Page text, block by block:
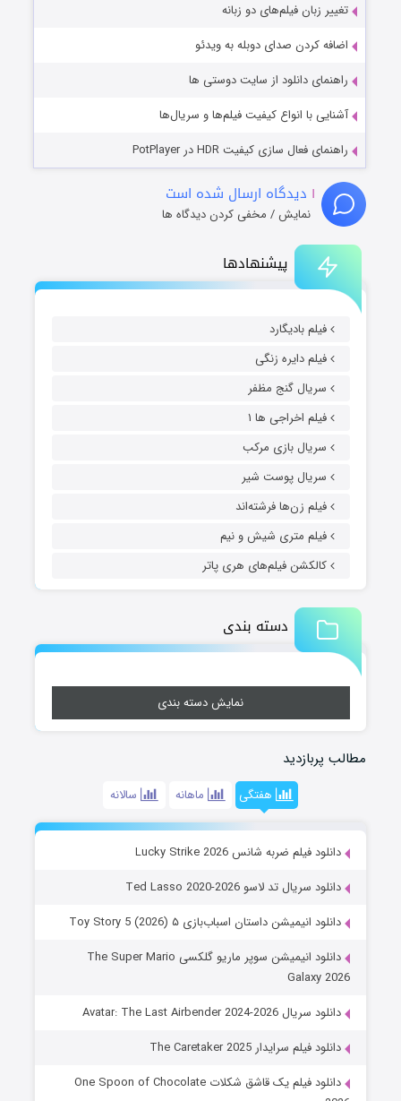
پیشنهادها
فیلم بادیگارد
فیلم دایره زنگی
سریال گنج مظفر
فیلم اخراجی ها ۱
سریال بازی مرکب
سریال پوست شیر
فیلم زن‌ها فرشته‌اند
فیلم متری شیش و نیم
کالکشن فیلم‌های هری پاتر
دسته بندی
نمایش دسته بندی
مطالب پربازدید
هفتگی ماهانه سالانه
دانلود فیلم ضربه شانس Lucky Strike 2026
دانلود سریال تد لاسو Ted Lasso 2020-2026
دانلود انیمیشن داستان اسباب‌بازی ۵ Toy Story 5 (2026)
دانلود انیمیشن سوپر ماریو گلکسی The Super Mario
Galaxy 2026
دانلود سریال Avatar: The Last Airbender 2024-2026
دانلود فیلم سرایدار The Caretaker 2025
دانلود فیلم یک قاشق شکلات One Spoon of Chocolate
تغییر زبان فیلم‌های دو زبانه
اضافه کردن صدای دوبله به ویدئو
راهنمای دانلود از سایت دوستی ها
آشنایی با انواع کیفیت فیلم‌ها و سریال‌ها
راهنمای فعال سازی کیفیت HDR در PotPlayer
۱ دیدگاه ارسال شده است
نمایش / مخفی کردن دیدگاه ها